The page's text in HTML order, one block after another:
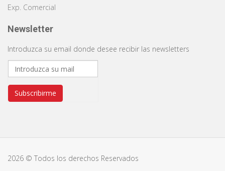
Exp. Comercial
Newsletter
Introduzca su email donde desee recibir las newsletters
Subscribirme
2026 © Todos los derechos Reservados